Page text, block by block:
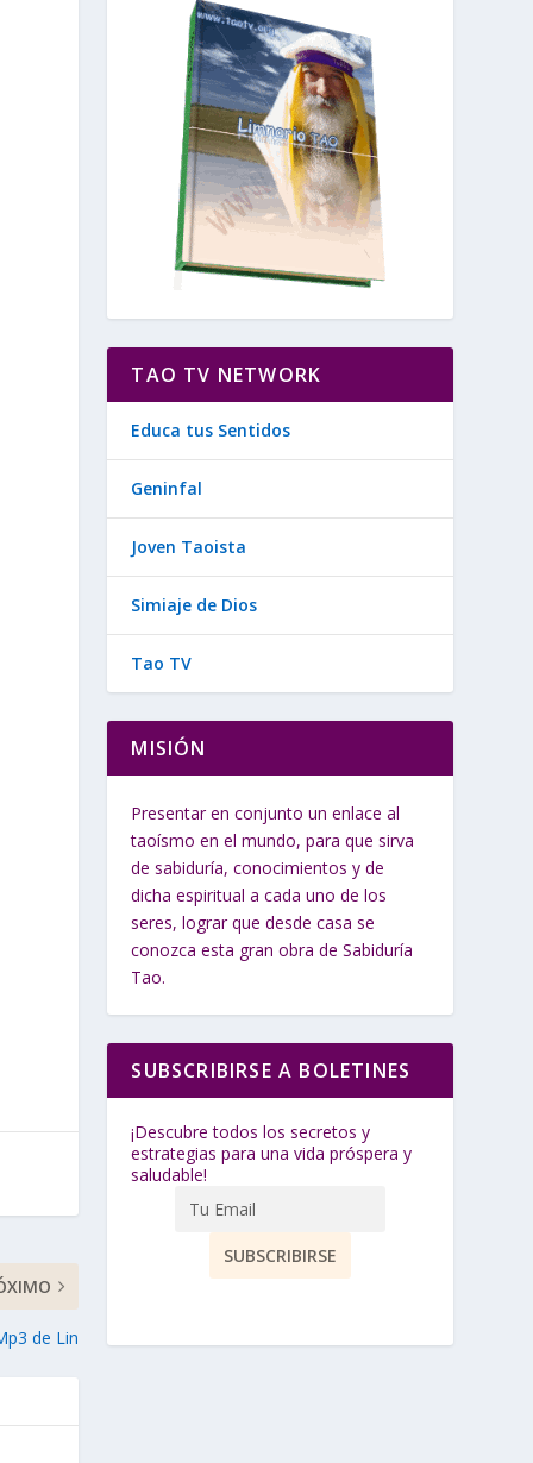
de Lin
TAO TV NETWORK
Educa tus Sentidos
Geninfal
Joven Taoista
Simiaje de Dios
Tao TV
MISIÓN
Presentar en conjunto un enlace al
taoísmo en el mundo, para que sirva
de sabiduría, conocimientos y de
dicha espiritual a cada uno de los
seres, lograr que desde casa se
conozca esta gran obra de Sabiduría
Tao.
SUBSCRIBIRSE A BOLETINES
¡Descubre todos los secretos y
estrategias para una vida próspera y
saludable!